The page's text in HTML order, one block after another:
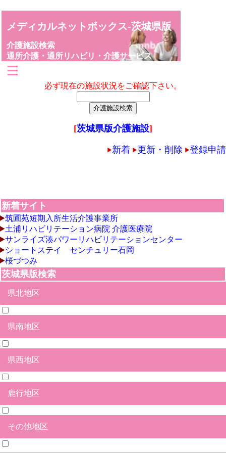
メディカルネットボックス-茨城県版
介護施設検索
通所介護・通所リハビリ・介護サービス
必ず現在の施設状況をご確認下さい。
[茨城県版介護施設]
新着 更新・削除 登録申請
新着サイト
筑圃苑短期入所生活介護事業所
土浦リハビリテーション病院 介護医療院
サンライズ湊パワーリハビリテーションセンター
ショートステイ センチュリー石岡
桜づつみ
茨城県版検索
県北地区
日立市
北茨城市
高萩市
常陸太田市
ひたちなか市
水戸市
笠間市
那珂市
常陸大宮市
久慈郡大子町
那珂郡東海村
東茨城郡茨城町
東茨城郡大洗町
東茨城郡城里町
県南地区
石岡市
土浦市
つくば市
牛久市
龍ヶ崎市
取手市
守谷市
かすみがうら市
つくばみらい市
小美玉市
稲敷市
稲敷郡美浦村
稲敷郡阿見町
稲敷郡河内町
北相馬郡利根町
県西地区
結城市
筑西市
下妻市
常総市
坂東市
古河市
桜川市
結城郡八千代町
猿島郡五霞町
猿島郡境町
鹿行地区
鉾田市
鹿嶋市
神栖市
行方市
潮来市
その他地区